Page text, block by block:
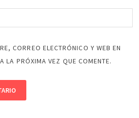
CORREO ELECTRÓNICO Y WEB EN
LA PRÓXIMA VEZ QUE COMENTE.